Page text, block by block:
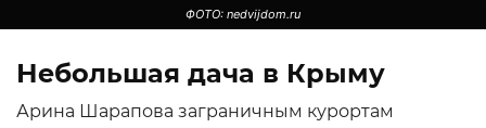
ФОТО: nedvijdom.ru
Небольшая дача в Крыму
Арина Шарапова заграничным курортам